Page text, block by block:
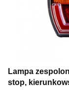
Lampa zespolona Cleo
stop,